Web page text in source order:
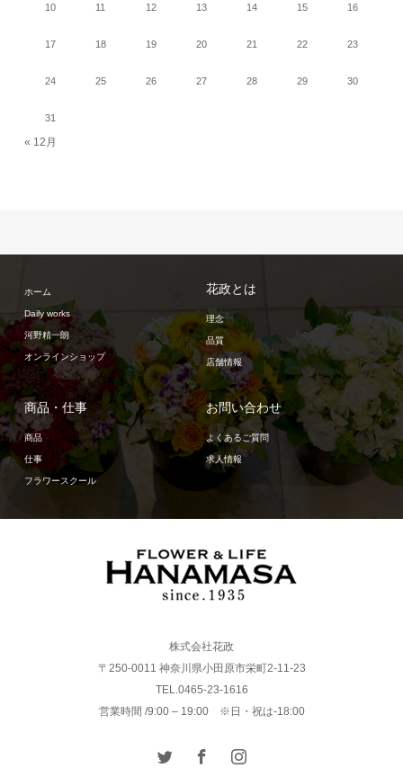
10 11 12 13 14 15 16
17 18 19 20 21 22 23
24 25 26 27 28 29 30
31
« 12月
ホーム
Daily works
河野精一朗
オンラインショップ
花政とは
理念
品質
店舗情報
商品・仕事
商品
仕事
フラワースクール
お問い合わせ
よくあるご質問
求人情報
株式会社花政
〒250-0011 神奈川県小田原市栄町2-11-23
TEL.0465-23-1616
営業時間 /9:00 – 19:00 ※日・祝は-18:00